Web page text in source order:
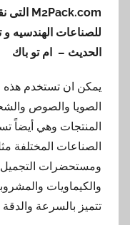
M2Pack.com التى
للصناعات الهندسيه
الحديث – ام تو باك
يمكن ان تستخدم
الصويا والصوص
المنتجات وهي
الصناعات المختلفة
ومستحضرات التجميل
والكيماويات
تتميز بالسرعة والدقة